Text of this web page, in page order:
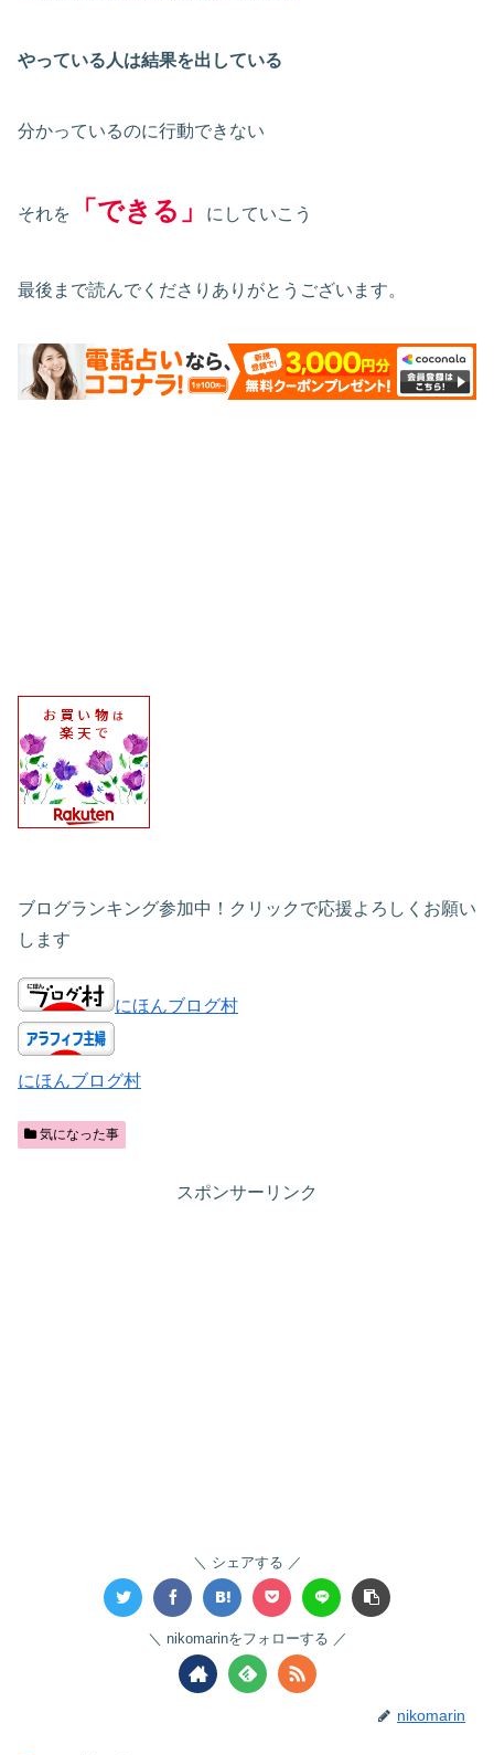
やっている人は結果を出している
分かっているのに行動できない
それを 「できる」 にしていこう
最後まで読んでくださりありがとうございます。
ブログランキング参加中！クリックで応援よろしくお願い
します
にほんブログ村
にほんブログ村
気になった事
スポンサーリンク
シェアする
nikomarinをフォローする
nikomarin